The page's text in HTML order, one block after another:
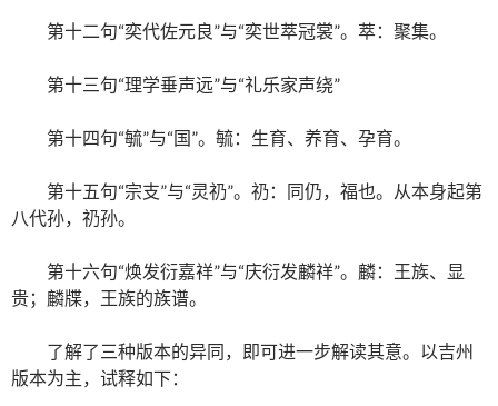
第十二句“奕代佐元良”与“奕世萃冠裳”。萃：聚集。
第十三句“理学垂声远”与“礼乐家声绕”
第十四句“毓”与“国”。毓：生育、养育、孕育。
第十五句“宗支”与“灵礽”。礽：同仍，福也。从本身起第
八代孙，礽孙。
第十六句“焕发衍嘉祥”与“庆衍发麟祥”。麟：王族、显
贵；麟牒，王族的族谱。
了解了三种版本的异同，即可进一步解读其意。以吉州
版本为主，试释如下：